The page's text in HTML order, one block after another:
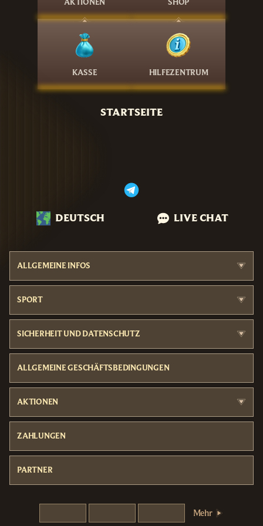
AKTIONEN SHOP
KASSE HILFEZENTRUM
STARTSEITE
DEUTSCH LIVE CHAT
ALLGEMEINE INFOS
SPORT
SICHERHEIT UND DATENSCHUTZ
ALLGEMEINE GESCHÄFTSBEDINGUNGEN
AKTIONEN
ZAHLUNGEN
PARTNER
Mehr